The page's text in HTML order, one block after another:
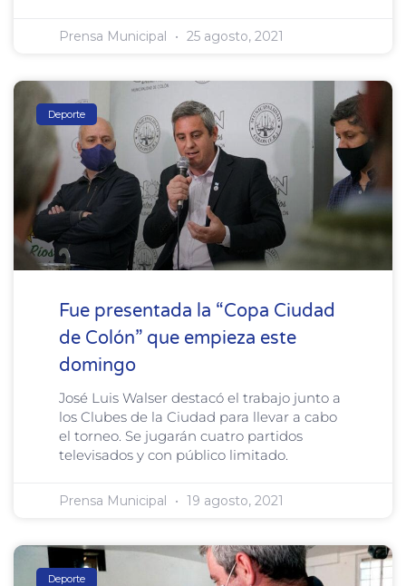
Prensa Municipal 25 agosto, 2021
Deporte
Fue presentada la “Copa Ciudad
de Colón” que empieza este
domingo
José Luis Walser destacó el trabajo junto a
los Clubes de la Ciudad para llevar a cabo
el torneo. Se jugarán cuatro partidos
televisados y con público limitado.
Prensa Municipal 19 agosto, 2021
Deporte